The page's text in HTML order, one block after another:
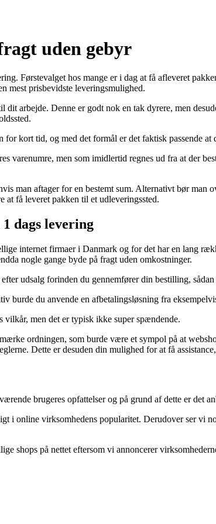
uden gebyr
Førstevalget hos mange er i dag at få afleveret
mest prisbevidste leveringsmulighed.
arbejde. Denne er godt nok en tak dyrere, men
kort tid, og med det formål er det faktisk passende
varenumre, men som imidlertid regnes ud fra at der
man aftager for en bestemt sum. Alternativt bør
få leveret pakken til et udleveringssted.
dags levering
internet firmaer i Danmark og for det har en lang
nogle gange byde på fragt uden omkostninger.
udsalg forinden du gennemfører din bestilling,
burde du anvende en afbetalingsløsning fra
vilkår, men det er typisk ikke super spændende.
ordningen, som burde være et sympol på at
Dette er desuden din mulighed for at få
brugeres opfattelser og på grund af dette er det
i online virksomhedens popularitet. Derudover ser
shops på nettet eftersom vi annoncerer